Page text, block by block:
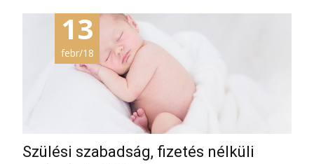
13
febr/18
Szülési szabadság, fizetés nélküli